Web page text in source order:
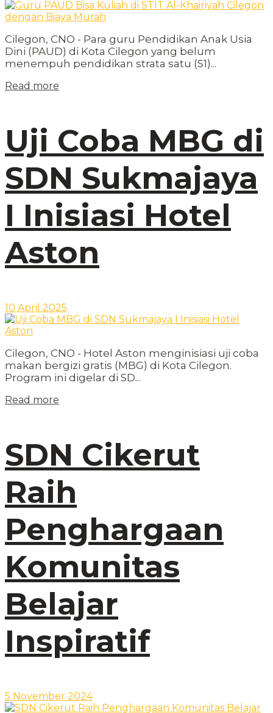
Cilegon, CNO - Para guru Pendidikan Anak Usia
Dini (PAUD) di Kota Cilegon yang belum
menempuh pendidikan strata satu (S1)...
Read more
Uji Coba MBG di
SDN Sukmajaya
I Inisiasi Hotel
Aston
10 April 2025
Cilegon, CNO - Hotel Aston menginisiasi uji coba
makan bergizi gratis (MBG) di Kota Cilegon.
Program ini digelar di SD...
Read more
SDN Cikerut
Raih
Penghargaan
Komunitas
Belajar
Inspiratif
5 November 2024